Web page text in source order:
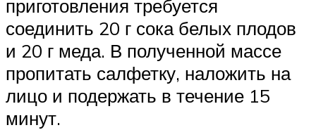
приготовления требуется
соединить 20 г сока белых плодов
и 20 г меда. В полученной массе
пропитать салфетку, наложить на
лицо и подержать в течение 15
минут.